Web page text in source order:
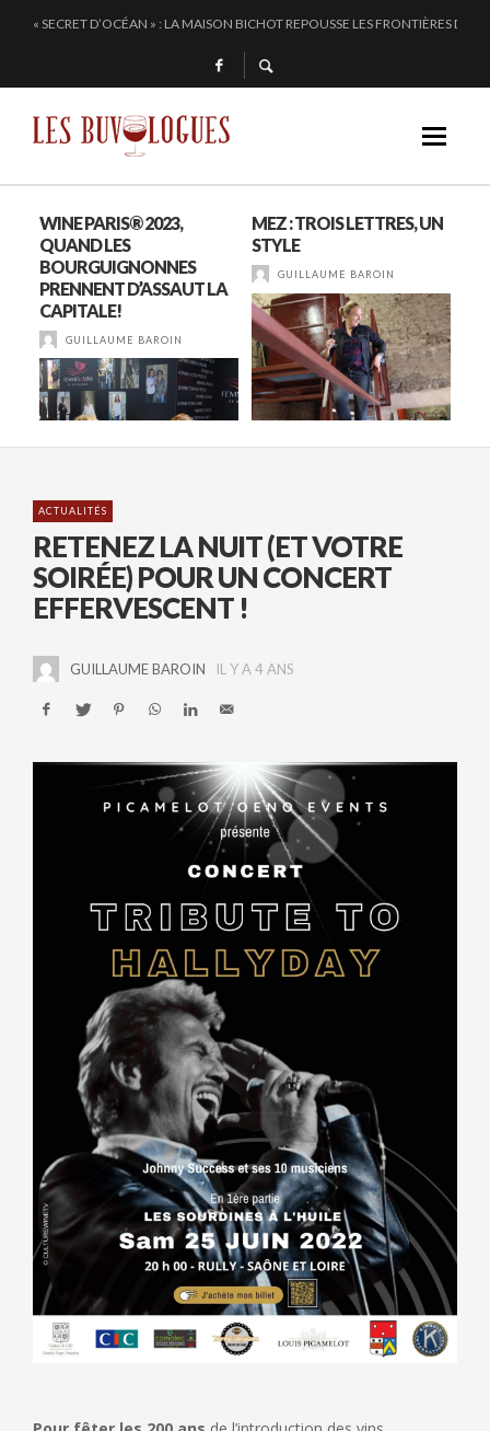
« SECRET D’OCÉAN » : LA MAISON BICHOT REPOUSSE LES FRONTIÈRES DE
SAMUEL BILLAUD FAIT BRILLER 2024
CHEZ DOMINIQUE GRUHIER, C’EST BULLE, BLANC, ROUGE !
WINE PARIS® 2023,
QUAND LES
BOURGUIGNONNES
PRENNENT D’ASSAUT LA
CAPITALE!
GUILLAUME BAROIN
MEZ : TROIS LETTRES, UN
STYLE
GUILLAUME BAROIN
ACTUALITÉS
RETENEZ LA NUIT (ET VOTRE
SOIRÉE) POUR UN CONCERT
EFFERVESCENT !
GUILLAUME BAROIN IL Y A 4 ANS